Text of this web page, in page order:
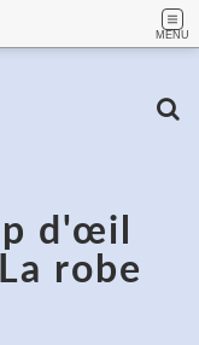
MENU
d'œil
robe